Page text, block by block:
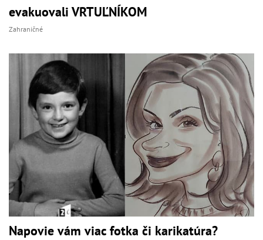
evakuovali VRTUĽNÍKOM
Zahraničné
Napovie vám viac fotka či karikatúra?